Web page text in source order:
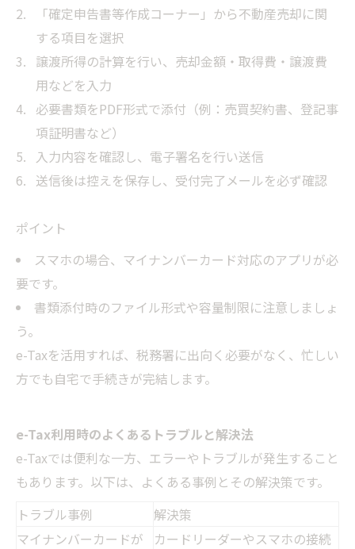
「確定申告書等作成コーナー」から不動産売却に関
する項目を選択
譲渡所得の計算を行い、売却金額・取得費・譲渡費
用などを入力
必要書類をPDF形式で添付（例：売買契約書、登記事
項証明書など）
入力内容を確認し、電子署名を行い送信
送信後は控えを保存し、受付完了メールを必ず確認
ポイント
スマホの場合、マイナンバーカード対応のアプリが必
要です。
書類添付時のファイル形式や容量制限に注意しましょ
う。
e-Taxを活用すれば、税務署に出向く必要がなく、忙しい
方でも自宅で手続きが完結します。
e-Tax利用時のよくあるトラブルと解決法
e-Taxでは便利な一方、エラーやトラブルが発生すること
もあります。以下は、よくある事例とその解決策です。
トラブル事例
解決策
マイナンバーカードが
カードリーダーやスマホの接続